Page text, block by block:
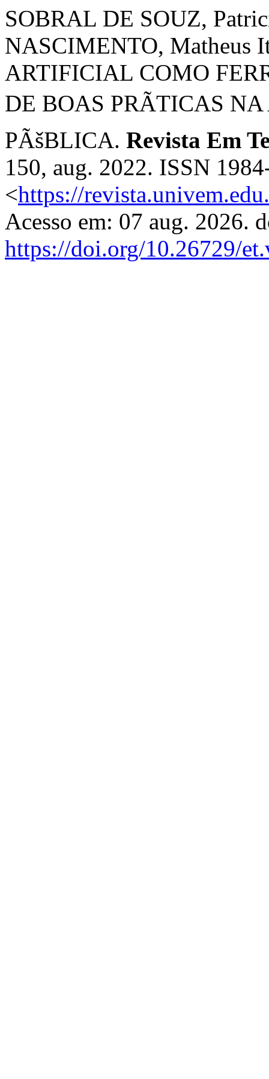
SOBRAL DE SOUZ,
NASCIMENTO, Matheus
ARTIFICIAL COMO
DE BOAS PRÃTICAS
PÃšBLICA. Revista Em
150, aug. 2022. ISSN
<https://
Acesso em: 07 aug. 2026.
https://doi.org/10.26729/